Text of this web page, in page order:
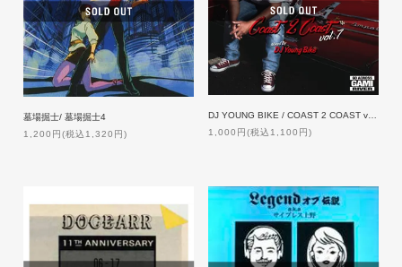
墓場掘士/ 墓場掘士4
1,200円(税込1,320円)
1,000円(税込1,100円)